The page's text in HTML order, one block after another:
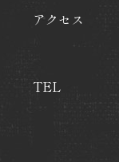
アクセス
TEL